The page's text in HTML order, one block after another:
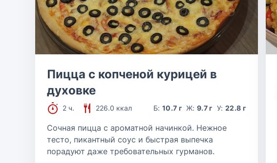
Пицца с копченой курицей в
духовке
2 ч. 226.0 ккал Б: 10.7 г Ж:9.7 г У: 22.8 г
Сочная пицца с ароматной начинкой. Нежное
тесто, пикантный соус и быстрая выпечка
порадуют даже требовательных гурманов.